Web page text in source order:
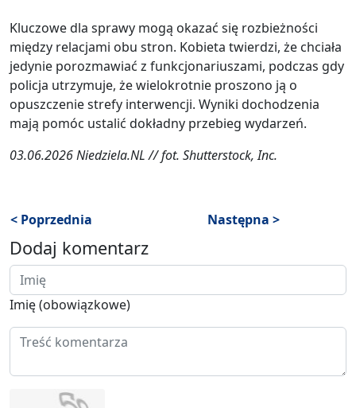
Kluczowe dla sprawy mogą okazać się rozbieżności
między relacjami obu stron. Kobieta twierdzi, że chciała
jedynie porozmawiać z funkcjonariuszami, podczas gdy
policja utrzymuje, że wielokrotnie proszono ją o
opuszczenie strefy interwencji. Wyniki dochodzenia
mają pomóc ustalić dokładny przebieg wydarzeń.
03.06.2026 Niedziela.NL // fot. Shutterstock, Inc.
< Poprzednia Następna >
Dodaj komentarz
Imię (obowiązkowe)